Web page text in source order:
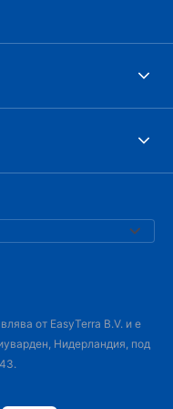
от EasyTerra B.V. и е
Нидерландия, под